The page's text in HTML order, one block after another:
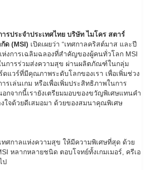
รประจำประเทศไทย บริษัท ไมโคร สตาร์
ด (MSI) เปิดเผยว่า “เทศกาลคริสต์มาส และปี
ห่งการเฉลิมฉลองที่สำคัญของผู้คนทั่วโลก MSI
นการร่วมส่งความสุข ผ่านผลิตภัณฑ์ในกลุ่ม
แวร์ที่มีคุณภาพระดับโลกของเรา เพื่อเพิ่มช่วง
รเล่นเกม หรือเพื่อเพิ่มประสิทธิภาพในการ
กจากนี้เรายังเตรียมมอบของขวัญพิเศษแทนคำ
ใจด้วยดีเสมอมา ด้วยของสมนาคุณพิเศษ
ทศกาลแห่งความสุข ให้มีความพิเศษที่สุด ด้วย
หลากหลายชนิด ตอบโจทย์ทั้งเกมเมอร์, ครีเอ
ป